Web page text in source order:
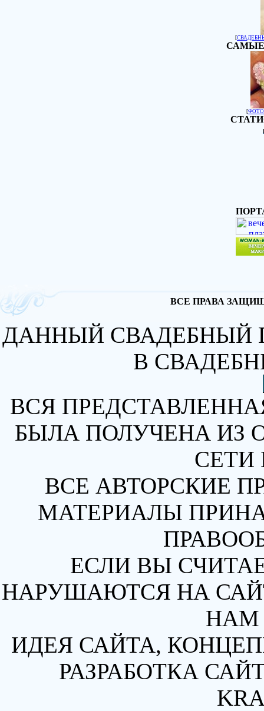
[
[
ВСЕ ПРАВА
ДАННЫЙ СВАДЕБНЫЙ
В
ВСЯ
БЫЛА ПОЛУЧЕНА ИЗ
СЕТИ
ВСЕ АВТОРСКИЕ
МАТЕРИАЛЫ
ЕСЛИ ВЫ
НАРУШАЮТСЯ НА
НАМ
ИДЕЯ САЙТА,
РАЗРАБОТКА